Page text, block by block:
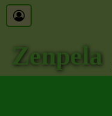
Zenpela